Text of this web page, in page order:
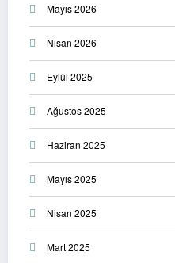
Mayıs 2026
Nisan 2026
Eylül 2025
Ağustos 2025
Haziran 2025
Mayıs 2025
Nisan 2025
Mart 2025